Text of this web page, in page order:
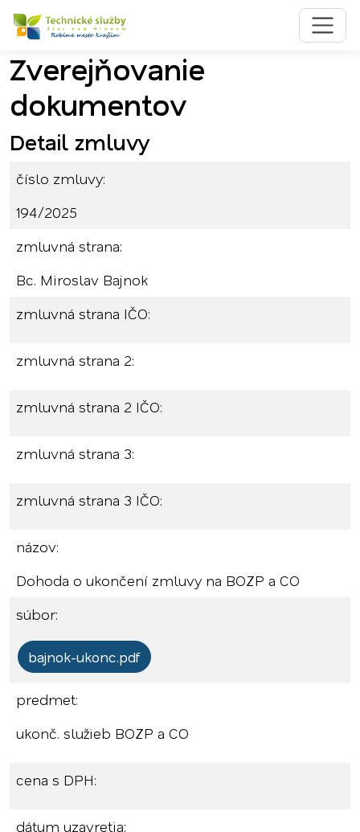
Preskočiť na obsah
Preskočiť na hlavné menu
Zverejňovanie
dokumentov
Detail zmluvy
číslo zmluvy:
194/2025
zmluvná strana:
Bc. Miroslav Bajnok
zmluvná strana IČO:
zmluvná strana 2:
zmluvná strana 2 IČO:
zmluvná strana 3:
zmluvná strana 3 IČO:
názov:
Dohoda o ukončení zmluvy na BOZP a CO
súbor:
bajnok-ukonc.pdf
predmet:
ukonč. služieb BOZP a CO
cena s DPH:
dátum uzavretia: